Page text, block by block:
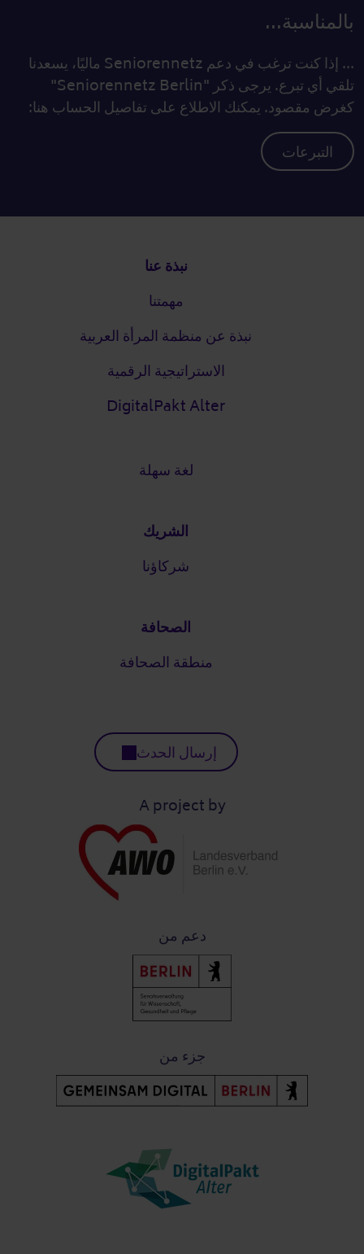
بالمناسبة...
... إذا كنت ترغب في دعم Seniorennetz ماليًا، يسعدنا
تلقي أي تبرع. يرجى ذكر "Seniorennetz Berlin"
كغرض مقصود. يمكنك الاطلاع على تفاصيل الحساب هنا:
التبرعات
نبذة عنا
مهمتنا
نبذة عن منظمة المرأة العربية
الاستراتيجية الرقمية
DigitalPakt Alter
لغة سهلة
الشريك
شركاؤنا
الصحافة
منطقة الصحافة
إرسال الحدث
A project by
دعم من
جزء من